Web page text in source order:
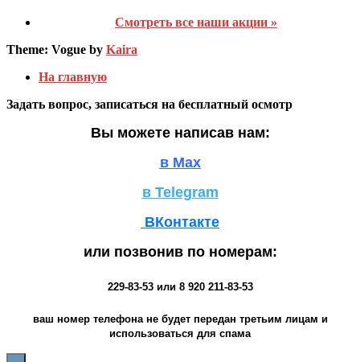
Смотреть все наши акции »
Theme: Vogue by Kaira
На главную
Задать вопрос, записаться на бесплатный осмотр
Вы можете написав нам:
в Max
в Telegram
ВКонтакте
или позвонив по номерам:
229-83-53 или8 920 211-83-53
ваш номер телефона не будет передан третьим лицам и
использоваться для спама